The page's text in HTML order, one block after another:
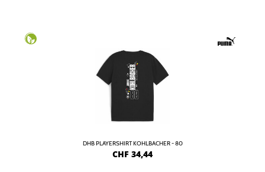
DHB PLAYERSHIRT KOHLBACHER - 80
CHF 34,44